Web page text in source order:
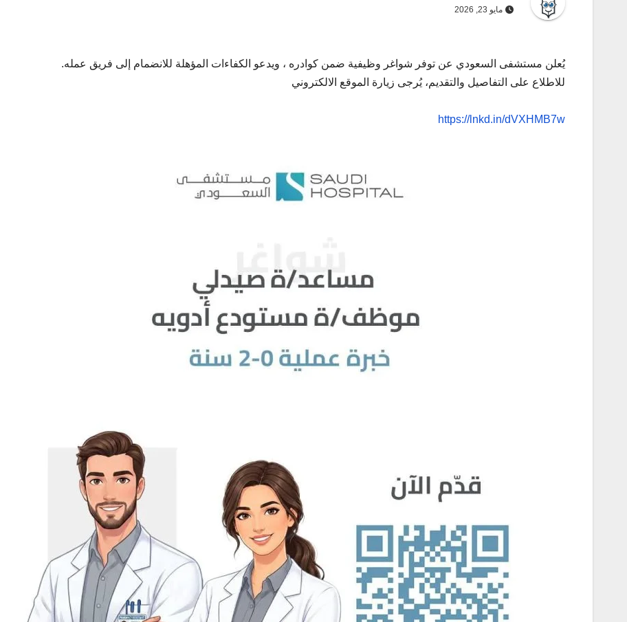
مايو 23, 2026
يُعلن مستشفى السعودي عن توفر شواغر وظيفية ضمن كوادره ، ويدعو الكفاءات المؤهلة للانضمام إلى فريق عمله.
للاطلاع على التفاصيل والتقديم، يُرجى زيارة الموقع الالكتروني
https://lnkd.in/dVXHMB7w